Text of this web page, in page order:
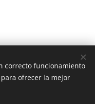
correcto funcionamiento
ofrecer la mejor